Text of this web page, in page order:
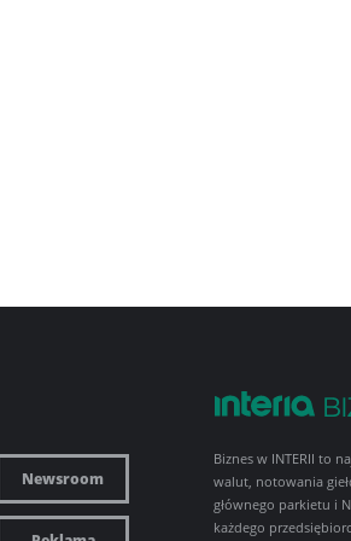
Newsroom
Biznes w INTERII to
walut, notowania
głównego parkietu i
każdego